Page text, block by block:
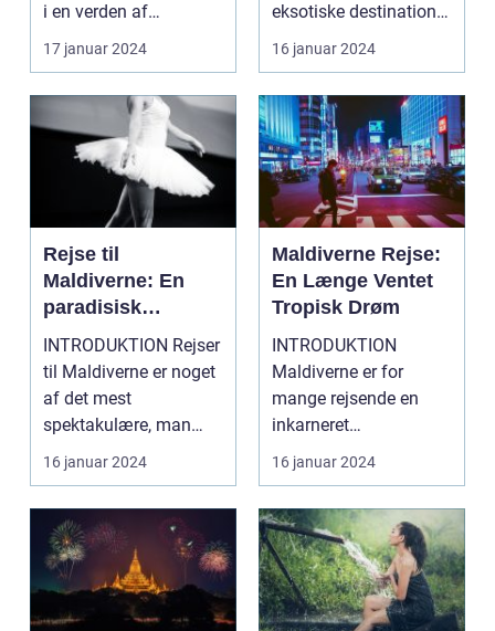
i en verden af
kontraster og...
17 januar 2024
eksotiske destinationer
og unikke oplevelser,
s...
16 januar 2024
Rejse til
Maldiverne: En
paradisisk
tilbagetrækning
for eventyrlystne
rejsende
INTRODUKTION Rejser
til Maldiverne er noget
af det mest
spektakulære, man
kan opleve. Dette
stykke p...
16 januar 2024
Maldiverne Rejse:
En Længe Ventet
Tropisk Drøm
INTRODUKTION
Maldiverne er for
mange rejsende en
inkarneret
drømmedestination.
Dette ørige beståend...
16 januar 2024